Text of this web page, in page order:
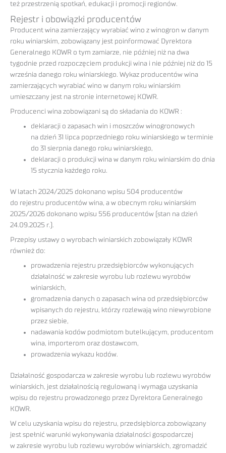
też przestrzenią spotkań, edukacji i promocji regionów.
Rejestr i obowiązki producentów
Producent wina zamierzający wyrabiać wino z winogron w danym
roku winiarskim, zobowiązany jest poinformować Dyrektora
Generalnego KOWR o tym zamiarze, nie później niż na dwa
tygodnie przed rozpoczęciem produkcji wina i nie później niż do 15
września danego roku winiarskiego. Wykaz producentów wina
zamierzających wyrabiać wino w danym roku winiarskim
umieszczany jest na stronie internetowej KOWR.
Producenci wina zobowiązani są do składania do KOWR :
deklaracji o zapasach win i moszczów winogronowych
na dzień 31 lipca poprzedniego roku winiarskiego w terminie
do 31 sierpnia danego roku winiarskiego,
deklaracji o produkcji wina w danym roku winiarskim do dnia
15 stycznia każdego roku.
W latach 2024/2025 dokonano wpisu 504 producentów
do rejestru producentów wina, a w obecnym roku winiarskim
2025/2026 dokonano wpisu 556 producentów (stan na dzień
24.09.2025 r.).
Przepisy ustawy o wyrobach winiarskich zobowiązały KOWR
również do:
prowadzenia rejestru przedsiębiorców wykonujących
działalność w zakresie wyrobu lub rozlewu wyrobów
winiarskich,
gromadzenia danych o zapasach wina od przedsiębiorców
wpisanych do rejestru, którzy rozlewają wino niewyrobione
przez siebie,
nadawania kodów podmiotom butelkującym, producentom
wina, importerom oraz dostawcom,
prowadzenia wykazu kodów.
Działalność gospodarcza w zakresie wyrobu lub rozlewu wyrobów
winiarskich, jest działalnością regulowaną i wymaga uzyskania
wpisu do rejestru prowadzonego przez Dyrektora Generalnego
KOWR.
W celu uzyskania wpisu do rejestru, przedsiębiorca zobowiązany
jest spełnić warunki wykonywania działalności gospodarczej
w zakresie wyrobu lub rozlewu wyrobów winiarskich, zgromadzić